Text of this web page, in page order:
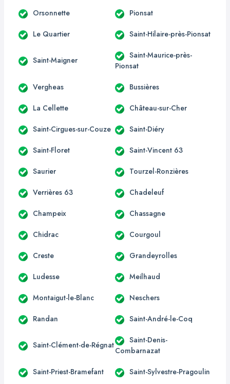
Orsonnette Pionsat
Le Quartier Saint-Hilaire-près-Pionsat
Saint-Maigner
Saint-Maurice-près-
Pionsat
Vergheas Bussières
La Cellette Château-sur-Cher
Saint-Cirgues-sur-Couze Saint-Diéry
Saint-Floret Saint-Vincent 63
Saurier Tourzel-Ronzières
Verrières 63 Chadeleuf
Champeix Chassagne
Chidrac Courgoul
Creste Grandeyrolles
Ludesse Meilhaud
Montaigut-le-Blanc Neschers
Randan Saint-André-le-Coq
Saint-Clément-de-Régnat
Saint-Denis-
Combarnazat
Saint-Priest-Bramefant Saint-Sylvestre-Pragoulin